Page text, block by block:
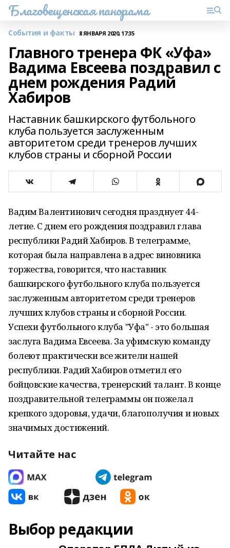
Благовещенская панорама
События и факты 8 ЯНВАРЯ 2020, 17:35
Главного тренера ФК «Уфа»
Вадима Евсеева поздравил с
днем рождения Радий
Хабиров
Наставник башкирского футбольного
клуба пользуется заслуженным
авторитетом среди тренеров лучших
клубов страны и сборной России
Вадим Валентинович сегодня празднует 44-
летие. С днем его рождения поздравил глава
республики Радий Хабиров. В телеграмме,
которая была направлена в адрес виновника
торжества, говорится, что наставник
башкирского футбольного клуба пользуется
заслуженным авторитетом среди тренеров
лучших клубов страны и сборной России.
Успехи футбольного клуба "Уфа" - это большая
заслуга Вадима Евсеева. За уфимскую команду
болеют практически все жители нашей
республики. Радий Хабиров отметил его
бойцовские качества, тренерский талант. В конце
поздравительной телеграммы он пожелал
крепкого здоровья, удачи, благополучия и новых
значимых достижений.
Читайте нас
Выбор редакции